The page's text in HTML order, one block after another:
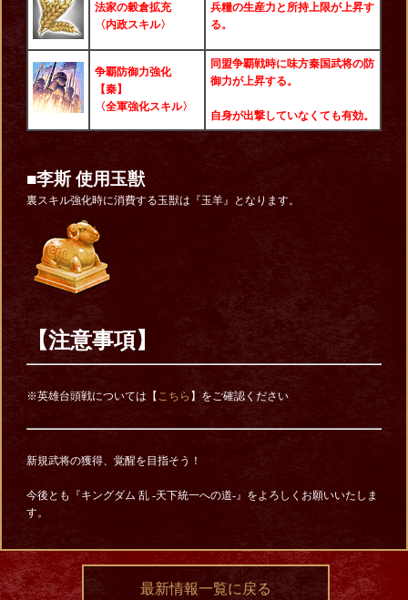
法家の穀倉拡充
〈内政スキル〉
兵糧の生産力と所持上限が上昇す
る。
争覇防御力強化
【秦】
〈全軍強化スキル〉
同盟争覇戦時に味方秦国武将の防
御力が上昇する。
自身が出撃していなくても有効。
■李斯 使用玉獣
裏スキル強化時に消費する玉獣は『玉羊』となります。
【注意事項】
※英雄台頭戦については【 こちら 】をご確認ください
新規武将の獲得、覚醒を目指そう！
今後とも『キングダム 乱 -天下統一への道-』をよろしくお願いいたしま
す。
最新情報一覧に戻る